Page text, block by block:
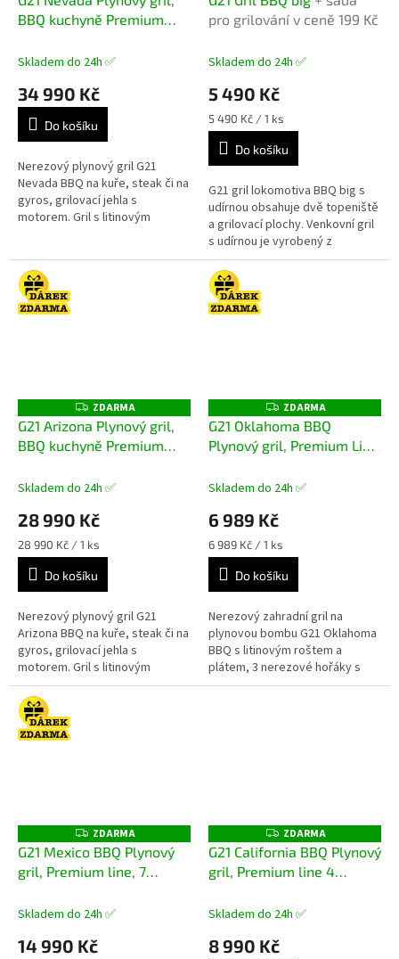
A
R
BBQ kuchyně Premium
redukční ventil
Skladem do 24h ✅
34 990 Kč
Do košíku
Nerezový plynový gril G21
Nevada BBQ na kuře, steak či na
gyros, grilovací jehla s
motorem. Gril s litinovým
(8 x 4kW),...
A
R
pro grilování v ceně 199 Kč
Skladem do 24h ✅
5 490 Kč
Měrná
cena:
5 490 Kč / 1 ks
Do košíku
G21 gril lokomotiva BBQ big s
udírnou obsahuje dvě topeniště
a grilovací plochy. Venkovní gril
s udírnou je vyrobený z
ocelového plechu, který je
opatřen černým ohnivzdorným...
Z
D
A
R
ZDARMA
G21 Arizona Plynový gril,
BBQ kuchyně Premium
redukční ventil
Skladem do 24h ✅
28 990 Kč
Měrná
cena:
28 990 Kč / 1 ks
Do košíku
Nerezový plynový gril G21
Arizona BBQ na kuře, steak či na
gyros, grilovací jehla s
motorem. Gril s litinovým
roštem a bočním hořákem,
dohromady 6 hořáků (6 x 4 kW),
systém...
Z
D
A
R
M
ZDARMA
G21 Oklahoma BBQ
Plynový gril, Premium Line
redukční ventil
Skladem do 24h ✅
6 989 Kč
Měrná
cena:
6 989 Kč / 1 ks
Do košíku
Nerezový zahradní gril na
plynovou bombu G21 Oklahoma
BBQ s litinovým roštem a
plátem, 3 nerezové hořáky s
elektrickým zapalováním, výkon
Z
D
A
R
ZDARMA
G21 Mexico BBQ Plynový
gril, Premium line, 7
ventil+ grilovací kámen
Kč
Skladem do 24h ✅
14 990 Kč
Z
D
A
R
ZDARMA
G21 California BBQ Plynový
gril, Premium line 4
ventil
Skladem do 24h ✅
8 990 Kč